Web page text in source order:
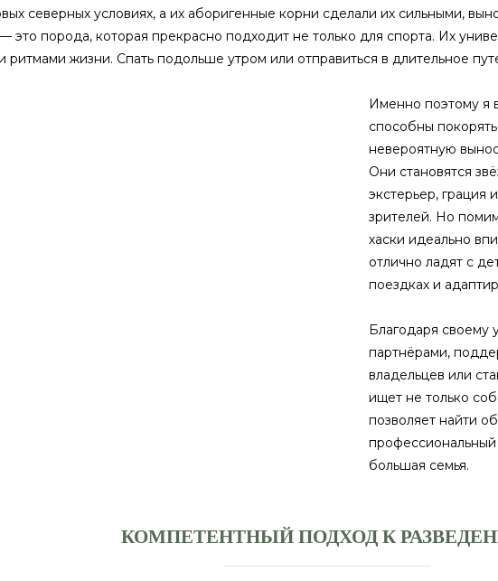
северных условиях, а их аборигенные корни сделали их сильными,
это порода, которая прекрасно подходит не только для спорта. Их
жизни. Спать подольше утром или отправиться в длительное
Именно поэтому я
способны
невероятную
Они становятся
экстерьер, грация
зрителей. Но
хаски идеально
отлично ладят с
поездках и
Благодаря своему
партнёрами,
владельцев или
ищет не только
позволяет найти
большая семья.
КОМПЕТЕНТНЫЙ ПОДХОД К